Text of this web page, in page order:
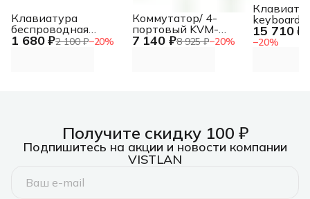
1 680 ₽2 100 ₽−20%
Клавиатура
беспроводная
A4Tech Fstyler FBK11
7 140 ₽8 925 ₽−20%
Коммутатор/ 4-
портовый KVM-
переключатель с
15 710 ₽
−20%
keyboard
Tactile
keyboard
Получите скидку 100 ₽
Подпишитесь на акции и новости компании
VISTLAN